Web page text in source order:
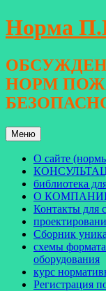
Перейти
к
Норма
НОРМ
Меню
О сайте
библиотека
О
Контакты для
Сборник
схемы
оборудования
курс
Регистрация